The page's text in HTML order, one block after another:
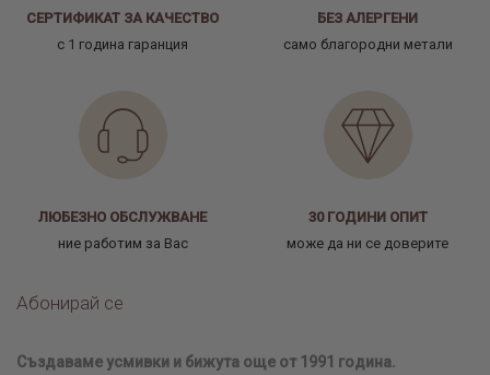
СЕРТИФИКАТ ЗА КАЧЕСТВО
с 1 година гаранция
БЕЗ АЛЕРГЕНИ
само благородни метали
ЛЮБЕЗНО ОБСЛУЖВАНЕ
ние работим за Вас
30 ГОДИНИ ОПИТ
може да ни се доверите
Абонирай се
Създаваме усмивки и бижута още от 1991 година.